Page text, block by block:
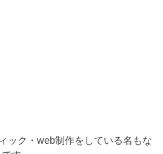
ック・web制作をしている名もな